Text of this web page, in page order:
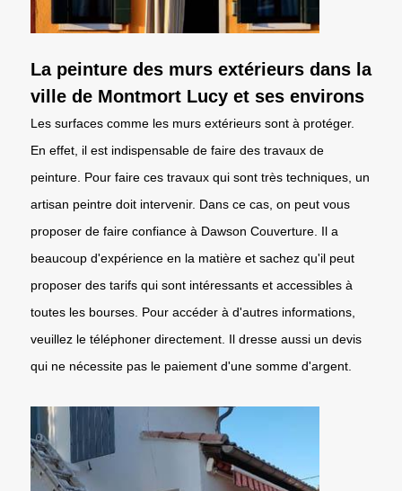
La peinture des murs extérieurs dans la
ville de Montmort Lucy et ses environs
Les surfaces comme les murs extérieurs sont à protéger.
En effet, il est indispensable de faire des travaux de
peinture. Pour faire ces travaux qui sont très techniques, un
artisan peintre doit intervenir. Dans ce cas, on peut vous
proposer de faire confiance à Dawson Couverture. Il a
beaucoup d'expérience en la matière et sachez qu'il peut
proposer des tarifs qui sont intéressants et accessibles à
toutes les bourses. Pour accéder à d'autres informations,
veuillez le téléphoner directement. Il dresse aussi un devis
qui ne nécessite pas le paiement d'une somme d'argent.